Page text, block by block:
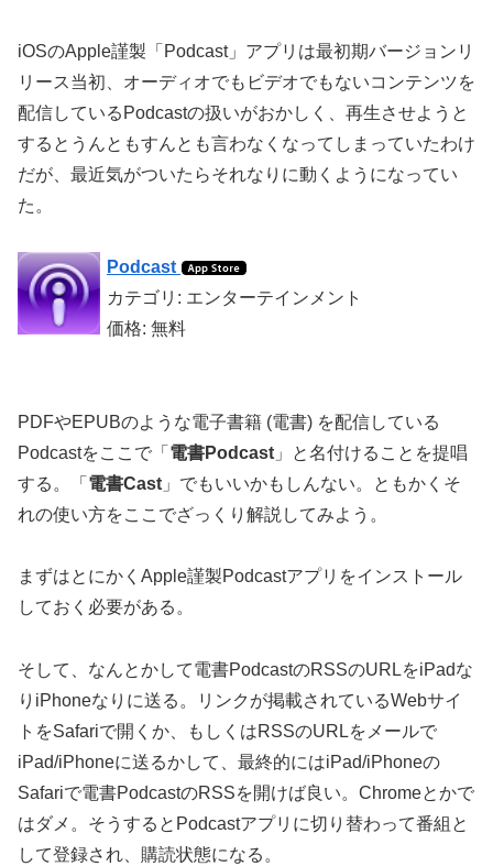
iOSのApple謹製「Podcast」アプリは最初期バージョンリ
リース当初、オーディオでもビデオでもないコンテンツを
配信しているPodcastの扱いがおかしく、再生させようと
するとうんともすんとも言わなくなってしまっていたわけ
だが、最近気がついたらそれなりに動くようになってい
た。
Podcast
カテゴリ: エンターテインメント
価格: 無料
PDFやEPUBのような電子書籍 (電書) を配信している
Podcastをここで「 電書Podcast 」と名付けることを提唱
する。「 電書Cast 」でもいいかもしんない。ともかくそ
れの使い方をここでざっくり解説してみよう。
まずはとにかくApple謹製Podcastアプリをインストール
しておく必要がある。
そして、なんとかして電書PodcastのRSSのURLをiPadな
りiPhoneなりに送る。リンクが掲載されているWebサイ
トをSafariで開くか、もしくはRSSのURLをメールで
iPad/iPhoneに送るかして、最終的にはiPad/iPhoneの
Safariで電書PodcastのRSSを開けば良い。Chromeとかで
はダメ。そうするとPodcastアプリに切り替わって番組と
して登録され、購読状態になる。